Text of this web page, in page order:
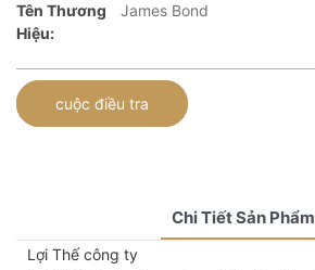
Tên Thương
Hiệu:
James Bond
cuộc điều tra
Chi Tiết Sản Phẩm
Lợi Thế công ty